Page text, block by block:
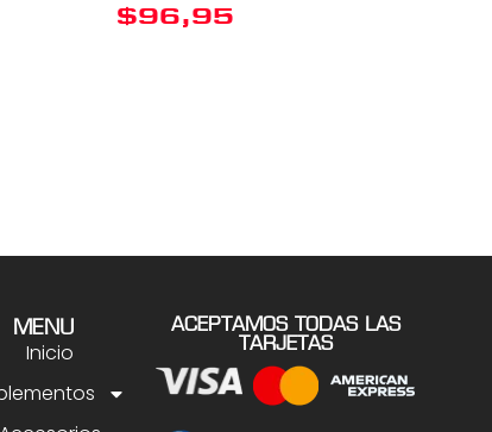
$96,95
MENU
Inicio
ACEPTAMOS TODAS LAS
TARJETAS